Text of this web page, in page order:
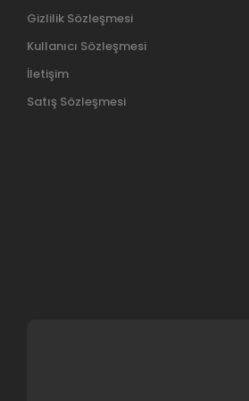
Gizlilik Sözleşmesi
Kullanıcı Sözleşmesi
İletişim
Satış Sözleşmesi